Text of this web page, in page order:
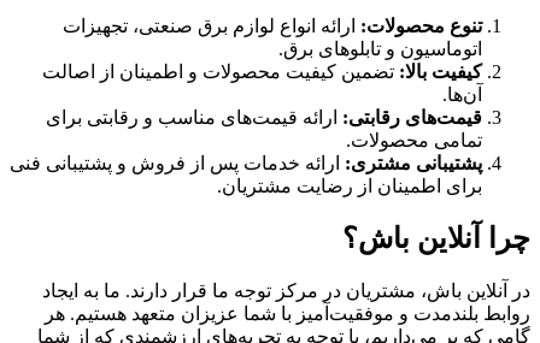
تنوع محصولات: ارائه انواع لوازم برق صنعتی، تجهیزات
اتوماسیون و تابلوهای برق.
کیفیت بالا: تضمین کیفیت محصولات و اطمینان از اصالت
آن‌ها.
قیمت‌های رقابتی: ارائه قیمت‌های مناسب و رقابتی برای
تمامی محصولات.
پشتیبانی مشتری: ارائه خدمات پس از فروش و پشتیبانی فنی
برای اطمینان از رضایت مشتریان.
چرا آنلاین باش؟
در آنلاین باش، مشتریان در مرکز توجه ما قرار دارند. ما به ایجاد
روابط بلندمدت و موفقیت‌آمیز با شما عزیزان متعهد هستیم. هر
گامی که بر می‌داریم، با توجه به تجربه‌های ارزشمندی که از شما